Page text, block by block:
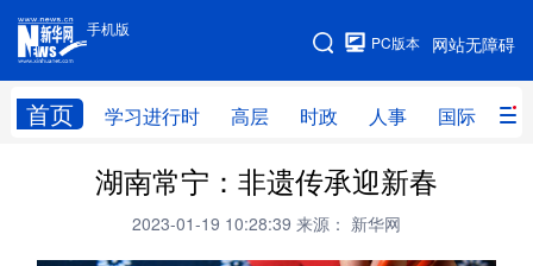
手机版
网站无障碍
PC版本
首页 学习进行时 高层 时政 人事 国际 财
手机版
网站地图
学习进行时 高层 时政
财经 网评
湖南常宁：非遗传承迎新春
2023-01-19 10:28:39 来源： 新华网